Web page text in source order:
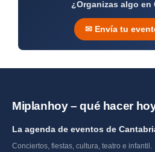
¿Organizas algo en
✉ Envía tu
Miplanhoy – qué hacer
La agenda de eventos de
Conciertos, fiestas, cultura, teatro e infantil.